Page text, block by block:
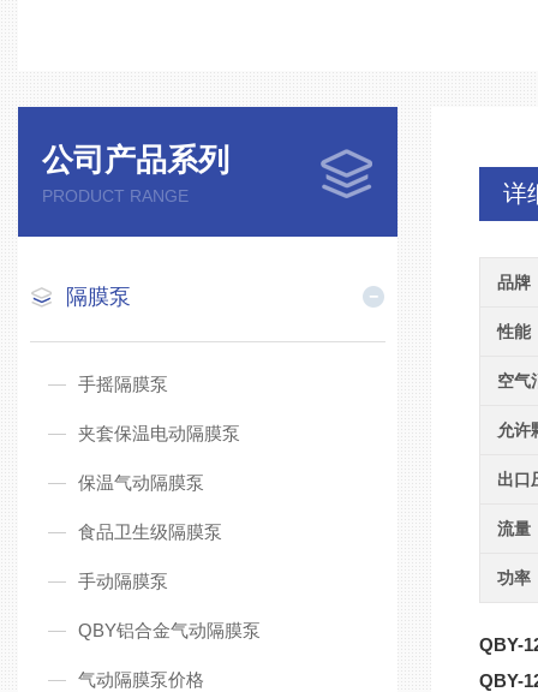
公司产品系列
PRODUCT RANGE
隔膜泵
手摇隔膜泵
夹套保温电动隔膜泵
保温气动隔膜泵
食品卫生级隔膜泵
手动隔膜泵
QBY铝合金气动隔膜泵
气动隔膜泵价格
详
品牌
性能
空气
允许
出口
流量
功率
QBY-
QBY-